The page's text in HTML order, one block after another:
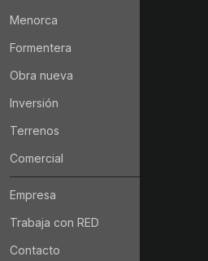
Menorca
Formentera
Obra nueva
Inversión
Terrenos
Comercial
Empresa
Trabaja con RED
Contacto